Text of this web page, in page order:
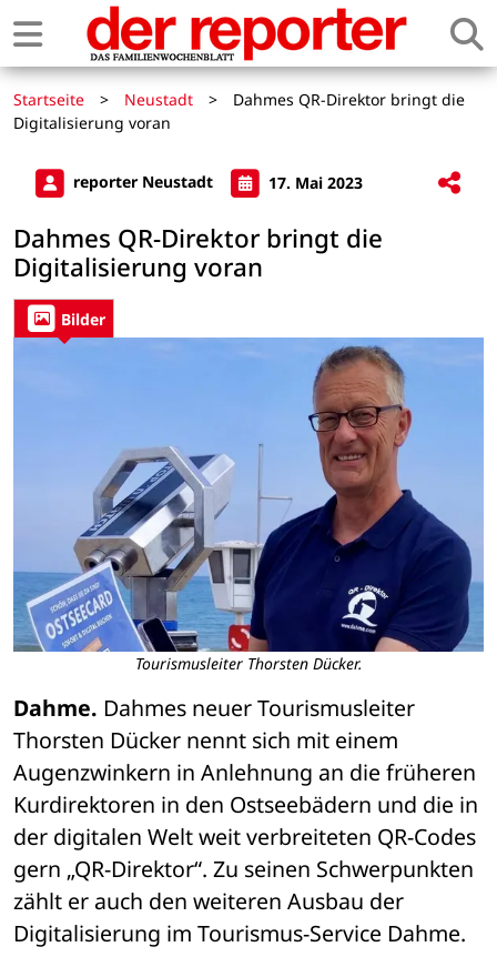
Startseite > Neustadt >
Dahmes QR-Direktor bringt die
Digitalisierung voran
reporter Neustadt 17. Mai 2023
Dahmes QR-Direktor bringt die
Digitalisierung voran
Bilder
Tourismusleiter Thorsten Dücker.
Dahme. Dahmes neuer Tourismusleiter
Thorsten Dücker nennt sich mit einem
Augenzwinkern in Anlehnung an die früheren
Kurdirektoren in den Ostseebädern und die in
der digitalen Welt weit verbreiteten QR-Codes
gern „QR-Direktor“. Zu seinen Schwerpunkten
zählt er auch den weiteren Ausbau der
Digitalisierung im Tourismus-Service Dahme.